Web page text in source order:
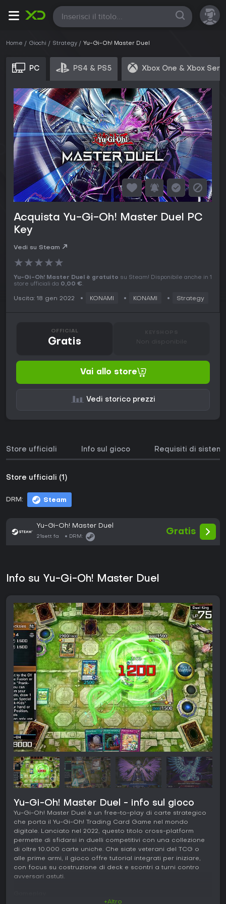
Tutte
Home Giochi Strategy Yu-Gi-Oh! Master Duel
PC PS4 & PS5 Xbox One & Xbox
Acquista Yu-Gi-Oh! Master Duel PC
Key
Vedi su Steam
★★★★★
Yu-Gi-Oh! Master Duel è gratuito su Steam! Disponibile anche in 1
store ufficiali da 0,00 €.
Uscita: 18 gen 2022 KONAMI KONAMI Strategy
OFFICIAL
Gratis Non disponibile
Vai allo store
Vedi storico prezzi
Store ufficiali Info sul gioco Requisiti di
Store ufficiali (1)
DRM: Steam
Yu-Gi-Oh! Master Duel
21sett fa DRM:
Gratis
Info su Yu-Gi-Oh! Master Duel
Yu-Gi-Oh! Master Duel - info sul gioco
Yu-Gi-Oh! Master Duel è un free-to-play di carte strategico
che porta il Yu-Gi-Oh! Trading Card Game nel mondo
digitale. Lanciato nel 2022, questo titolo cross-platform
permette di sfidarsi in duelli competitivi con una collezione
di oltre 10.000 carte uniche. Che siate veterani del TCG o
alle prime armi, il gioco offre tutorial integrati per iniziare,
con focus su costruzione di deck e scontri a turni contro
avversari astuti.
+Altro